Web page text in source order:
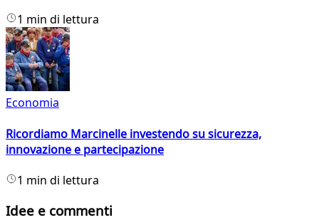
1 min di lettura
Economia
Ricordiamo Marcinelle investendo su sicurezza,
innovazione e partecipazione
1 min di lettura
Idee e commenti